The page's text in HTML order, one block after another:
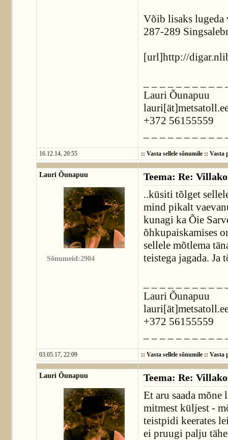
Võib lisaks lugeda
287-289
[url]http://
Lauri Õunapuu
+372 56155559
16.12.14, 20:55 :: Vasta sellele sõnumile:: Vasta
Lauri Õunapuu
Sõnumeid:2904
Teema: Re:
..küsiti tõlget
mind pikalt
kunagi ka Õie
õhkupaiskamises
sellele mõtlema
teistega jagada. Ja
Lauri Õunapuu
+372 56155559
03.05.17, 22:09 :: Vasta sellele sõnumile:: Vasta
Lauri Õunapuu Teema: Re:
Et aru saada mõne
mitmest küljest -
teistpidi keerates
ei pruugi palju